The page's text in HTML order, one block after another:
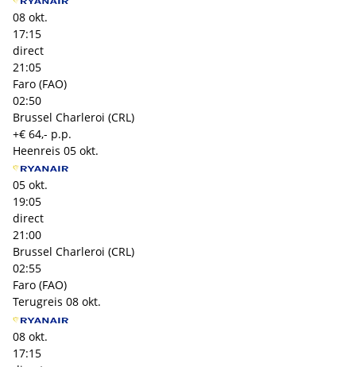
08 okt.
17:15
direct
21:05
Faro (FAO)
02:50
Brussel Charleroi (CRL)
+€ 64,- p.p.
Heenreis 05 okt.
05 okt.
19:05
direct
21:00
Brussel Charleroi (CRL)
02:55
Faro (FAO)
Terugreis 08 okt.
08 okt.
17:15